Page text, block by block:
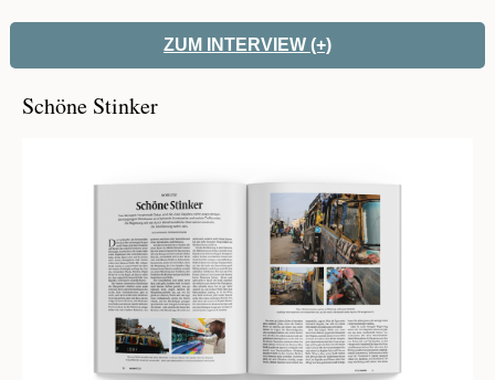
ZUM INTERVIEW (+)
Schöne Stinker